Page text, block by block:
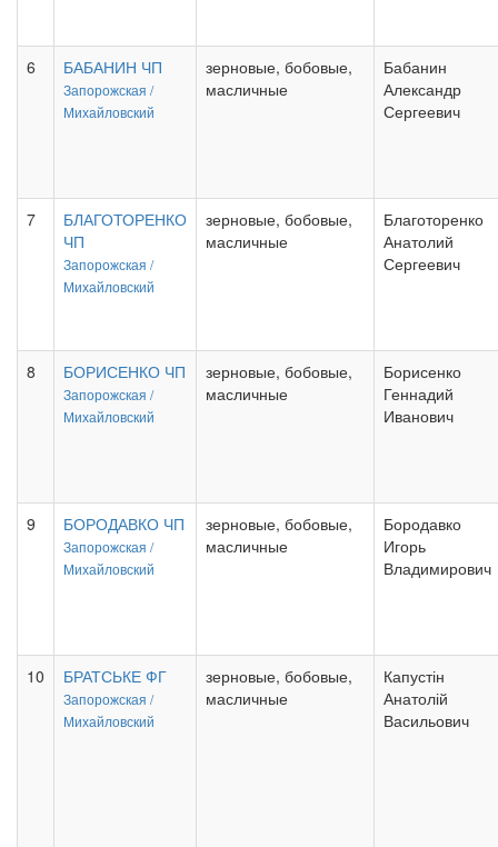
6 БАБАНИН ЧП
Запорожская /
Михайловский
зерновые, бобовые,
масличные
Бабанин
Александр
Сергеевич
7
БЛАГОТОРЕНКО
ЧП
Запорожская /
Михайловский
зерновые, бобовые,
масличные
Благоторенко
Анатолий
Сергеевич
8 БОРИСЕНКО ЧП
Запорожская /
Михайловский
зерновые, бобовые,
масличные
Борисенко
Геннадий
Иванович
9 БОРОДАВКО ЧП
Запорожская /
Михайловский
зерновые, бобовые,
масличные
Бородавко
Игорь
Владимирович
10 БРАТСЬКЕ ФГ
Запорожская /
Михайловский
зерновые, бобовые,
масличные
Капустін
Анатолій
Васильович